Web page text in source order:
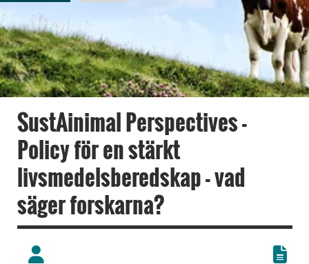
SustAinimal Perspectives -
Policy för en stärkt
livsmedelsberedskap - vad
säger forskarna?